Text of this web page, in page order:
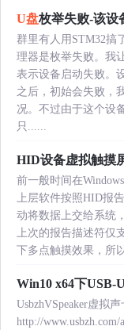
U盘枚举失败-该设
群里有人用STM32搞
理器是枚举失败。我
表示设备启动失败。
之后，初始会失败，
况。不过由于这个设
只......
HID设备虚拟触摸
前一般时间在
上层软件按照HID报
动将数据上交给系统
上次的报告描述符仅
下多点触摸效果，所
Win10 x64下USB-
UsbzhVSpeaker虚拟
http://